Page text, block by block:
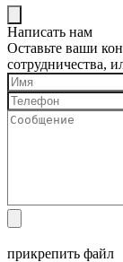
Написать нам
Оставьте ваши
сотрудничества,
прикрепить файл